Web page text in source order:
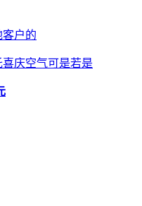
客户的
庆空气可是若是